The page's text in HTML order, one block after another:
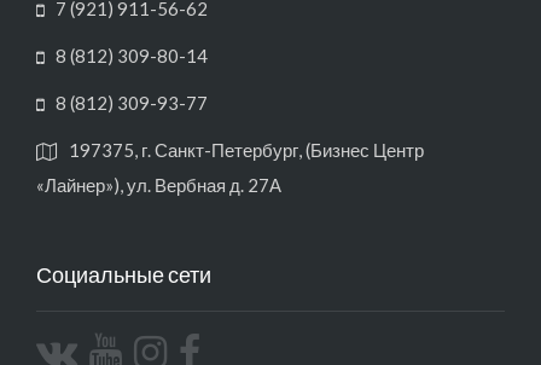
7 (921) 911-56-62
8 (812) 309-80-14
8 (812) 309-93-77
197375, г. Санкт-Петербург, (Бизнес Центр
«Лайнер»), ул. Вербная д. 27А
Социальные сети